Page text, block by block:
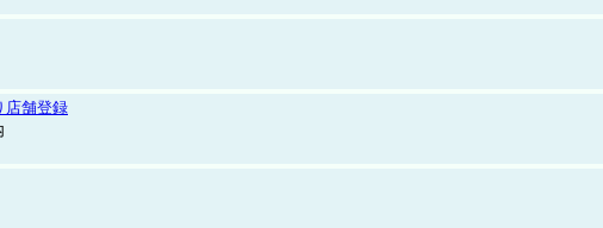
店舗登録